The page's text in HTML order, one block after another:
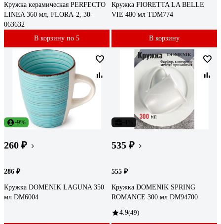
Кружка керамическая PERFECTO
LINEA 360 мл, FLORA-2, 30-
063632
В корзину по 5
Кружка FIORETTA LA BELLE
VIE 480 мл TDM774
В корзину
-9%
260 ₽
286 ₽
Кружка DOMENIK LAGUNA 350
мл DM6004
535 ₽
555 ₽
Кружка DOMENIK SPRING
ROMANCE 300 мл DM94700
4.9(49)